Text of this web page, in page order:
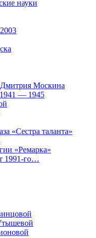
науки
Дмитрия Москина
1941 — 1945
«Сестра таланта»
«Ремарка»
1991-го…